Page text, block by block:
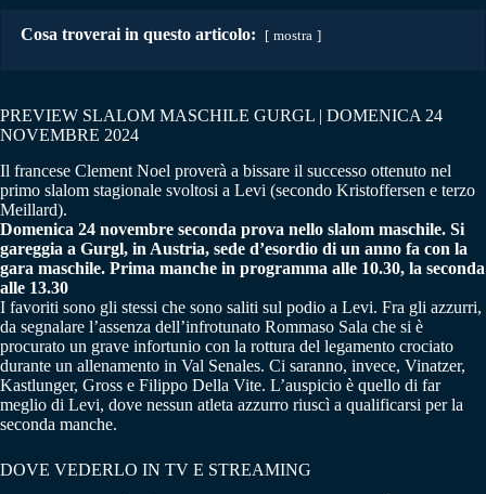
Cosa troverai in questo articolo: mostra
PREVIEW SLALOM MASCHILE GURGL | DOMENICA 24
NOVEMBRE 2024
Il francese Clement Noel proverà a bissare il successo ottenuto nel
primo slalom stagionale svoltosi a Levi (secondo Kristoffersen e terzo
Meillard).
Domenica 24 novembre seconda prova nello slalom maschile. Si
gareggia a Gurgl, in Austria, sede d’esordio di un anno fa con la
gara maschile. Prima manche in programma alle 10.30, la seconda
alle 13.30
I favoriti sono gli stessi che sono saliti sul podio a Levi. Fra gli azzurri,
da segnalare l’assenza dell’infrotunato Rommaso Sala che si è
procurato un grave infortunio con la rottura del legamento crociato
durante un allenamento in Val Senales. Ci saranno, invece, Vinatzer,
Kastlunger, Gross e Filippo Della Vite. L’auspicio è quello di far
meglio di Levi, dove nessun atleta azzurro riuscì a qualificarsi per la
seconda manche.
DOVE VEDERLO IN TV E STREAMING